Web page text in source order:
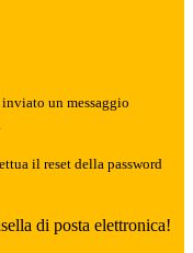
inviato un messaggio
il reset della password
di posta elettronica!